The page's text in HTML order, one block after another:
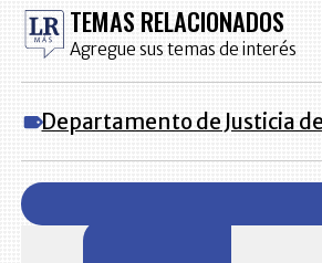
TEMAS RELACIONADOS
Agregue sus temas de interés
Departamento de Justicia